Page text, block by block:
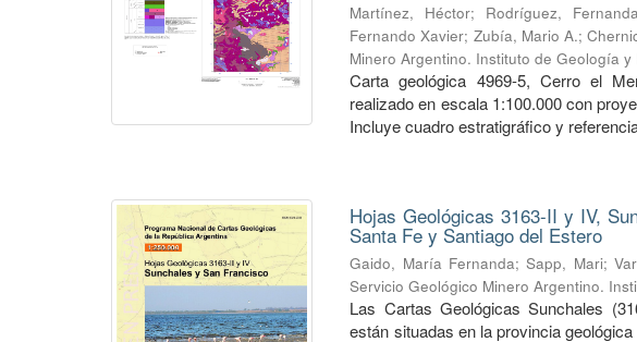
Martínez, Héctor; Rodríguez,
Fernando Xavier; Zubía, Mario A.;
Minero Argentino. Instituto de Geología
Carta geológica 4969-5, Cerro el
realizado en escala 1:100.000 con
Incluye cuadro estratigráfico y
Hojas Geológicas 3163-II y IV,
Santa Fe y Santiago del Estero
Gaido, María Fernanda;Sapp, Mari;
Servicio Geológico Minero Argentino.
Las Cartas Geológicas Sunchales
están situadas en la provincia